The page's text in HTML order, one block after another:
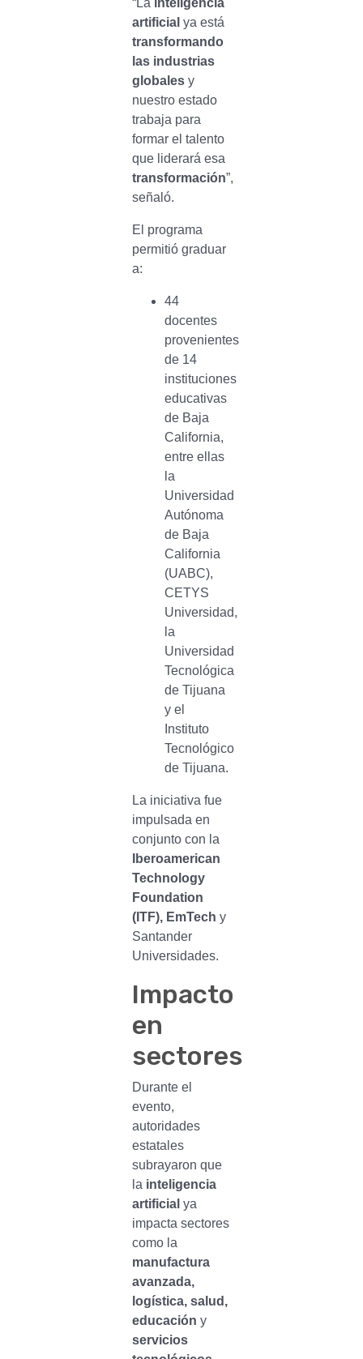
“La inteligencia
artificial ya está
transformando
las industrias
globales y
nuestro estado
trabaja para
formar el talento
que liderará esa
transformación”,
señaló.
El programa
permitió graduar
a:
44
docentes
provenientes
de 14
instituciones
educativas
de Baja
California,
entre ellas
la
Universidad
Autónoma
de Baja
California
(UABC),
CETYS
Universidad,
la
Universidad
Tecnológica
de Tijuana
y el
Instituto
Tecnológico
de Tijuana.
La iniciativa fue
impulsada en
conjunto con la
Iberoamerican
Technology
Foundation
(ITF), EmTech y
Santander
Universidades.
Impacto
en
sectores
Durante el
evento,
autoridades
estatales
subrayaron que
la inteligencia
artificial ya
impacta sectores
como la
manufactura
avanzada,
logística, salud,
educación y
servicios